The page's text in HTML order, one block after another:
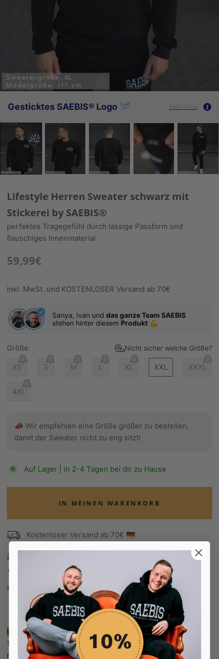
Gesticktes SAEBIS® Logo 🪡 Mehr Infos
Lifestyle Herren Sweater schwarz mit
Stickerei by SAEBIS®
perfektes Tragegefühl durch lässige Passform und
flauschiges Innenmaterial
59,99€
inkl. MwSt. und KOSTENLOSER Versand ab 70€
Sanya, Ivan und das ganze Team SAEBIS
stehen hinter diesem Produkt 💪
Größe: Nicht sicher welche Größe?
XS S M L XL XXL XXXL
4XL
📣 Wir empfehlen eine Größe größer zu bestellen,
damit der Sweater nicht zu eng sitzt!
Auf Lager | in 2-4 Tagen bei dir zu Hause
IN MEINEN WARENKORB
Kostenloser Versand ab 70€ 🇩🇪
100 Tage Rückgaberecht
Edel verpackt in Seidenpapier
Bezahle in 30 Tagen
Bezahle in 30 Tagen
Unsere Empfehlung:
1. Falls du deine Sweater eher etwas körperbetonter
magst, dann bestelle am besten deine normale Größe und